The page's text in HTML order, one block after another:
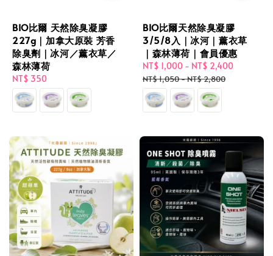
BIO比爾 天然除臭凝膠
227g｜加拿大原裝 芳香
除臭劑｜冰河／薰衣草／
森林薄荷
Regular
price
NT$ 350
BIO比爾天然除臭凝膠
3/5/8入｜冰河｜薰衣草
｜森林薄荷｜會員優惠
Sale
price
NT$ 1,000 - NT$ 2,400
NT$ 1,050-NT$ 2,800